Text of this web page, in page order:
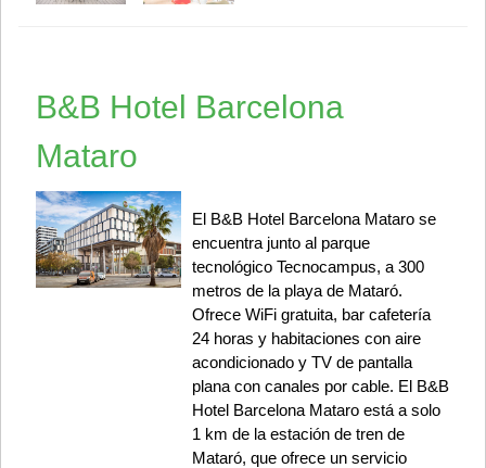
B&B Hotel Barcelona
Mataro
El B&B Hotel Barcelona Mataro se
encuentra junto al parque
tecnológico Tecnocampus, a 300
metros de la playa de Mataró.
Ofrece WiFi gratuita, bar cafetería
24 horas y habitaciones con aire
acondicionado y TV de pantalla
plana con canales por cable. El B&B
Hotel Barcelona Mataro está a solo
1 km de la estación de tren de
Mataró, que ofrece un servicio